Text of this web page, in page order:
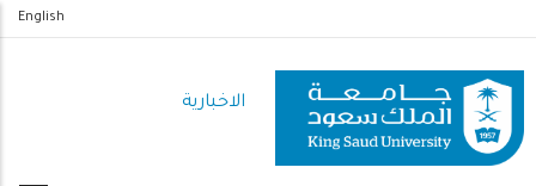
المحتوى
الرئيسي
English
الاخبارية